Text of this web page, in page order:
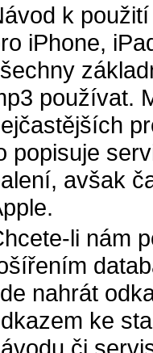
k
iPhone,
používat.
popisuje
avšak
li nám
nahrát
ke